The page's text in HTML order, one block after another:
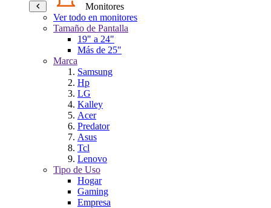
Monitores
Ver todo en monitores
Tamaño de Pantalla
19" a 24"
Más de 25"
Marca
Samsung
Hp
LG
Kalley
Acer
Predator
Asus
Tcl
Lenovo
Tipo de Uso
Hogar
Gaming
Empresa